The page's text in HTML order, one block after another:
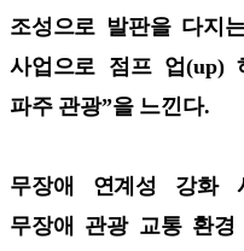
조성으로 발판을 다지
사업으로 점프 업(up)
파주 관광”을 느낀다.
무장애 연계성 강화
무장애 관광 교통 환